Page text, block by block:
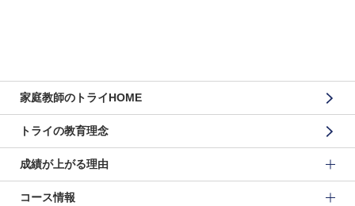
家庭教師のトライHOME
トライの教育理念
成績が上がる理由
コース情報